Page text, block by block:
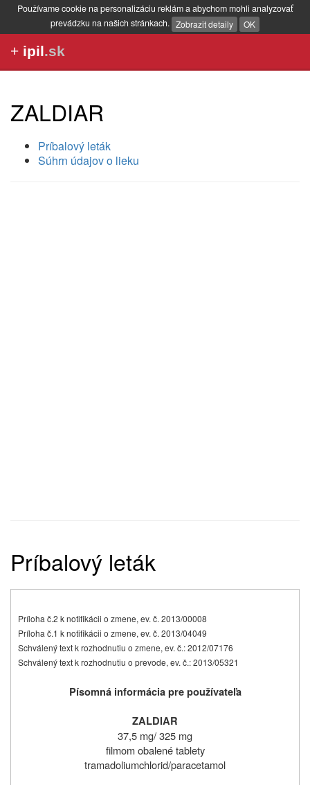
Používame cookie na personalizáciu reklám a abychom mohli analyzovať
prevádzku na našich stránkach. Zobrazit detaily OK
+ ipil.sk
ZALDIAR
Príbalový leták
Súhrn údajov o lieku
Príbalový leták
Príloha č.2 k notifikácii o zmene, ev. č. 2013/00008
Príloha č.1 k notifikácii o zmene, ev. č. 2013/04049
Schválený text k rozhodnutiu o zmene, ev. č.: 2012/07176
Schválený text k rozhodnutiu o prevode, ev. č.: 2013/05321
Písomná informácia pre používateľa
ZALDIAR
37,5 mg/ 325 mg
filmom obalené tablety
tramadoliumchlorid/paracetamol